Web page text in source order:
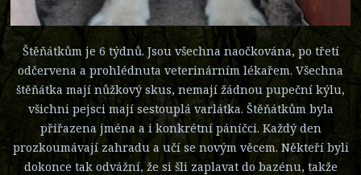
Štěňátkům je 6 týdnů. Jsou všechna naočkována, po třetí
odčervena a prohlédnuta veterinárním lékařem. Všechna
štěňátka mají nůžkový skus, nemají žádnou pupeční kýlu,
všichni pejsci mají sestouplá varlátka. Štěňátkům byla
přiřazena jména a i konkrétní páníčci. Každý den
prozkoumávají zahradu a učí se novým věcem. Někteří byli
dokonce tak odvážní, že si šli zaplavat do bazénu, takže